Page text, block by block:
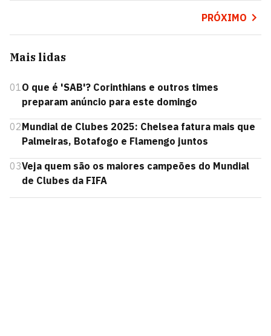
PRÓXIMO
Mais lidas
01O que é 'SAB'? Corinthians e outros times
preparam anúncio para este domingo
02Mundial de Clubes 2025: Chelsea fatura mais que
Palmeiras, Botafogo e Flamengo juntos
03Veja quem são os maiores campeões do Mundial
de Clubes da FIFA